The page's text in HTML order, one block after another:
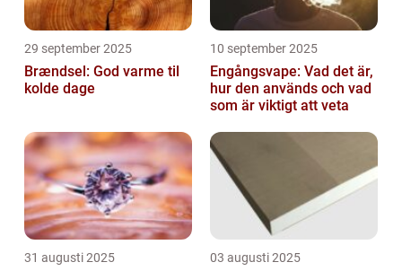
29 september 2025
Brændsel: God varme til
kolde dage
10 september 2025
Engångsvape: Vad det är,
hur den används och vad
som är viktigt att veta
31 augusti 2025 03 augusti 2025